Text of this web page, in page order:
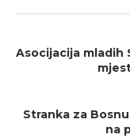
Asocijacija mladih
Stranka za
na